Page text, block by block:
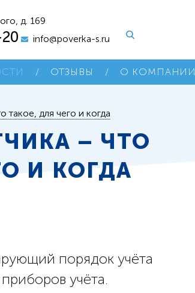
д. 169
info@poverka-s.ru
/ ОТЗЫВЫ / О КОМПАНИИ
такое, для чего и когда
– ЧТО
И КОГДА
порядок учёта
учёта.